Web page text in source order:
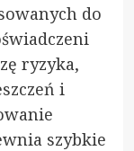
do
ryzyka,
i
szybkie